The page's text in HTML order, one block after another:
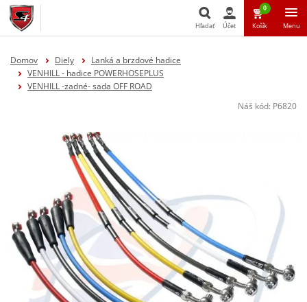
Hľadať Účet
0
Košík Menu
Domov Diely
Lanká a brzdové hadice
VENHILL - hadice POWERHOSEPLUS
VENHILL -zadné- sada OFF ROAD
Náš kód: P6820